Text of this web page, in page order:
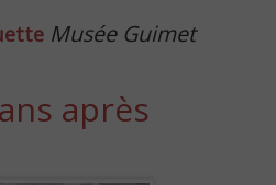
Musée Guimet
après